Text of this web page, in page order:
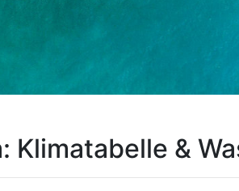
Klimatabelle &